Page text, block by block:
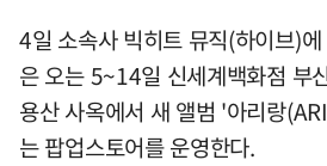
4일 소속사 빅히트 뮤직(하이브)
은 오는 5~14일 신세계백화점 부
용산 사옥에서 새 앨범 '아리랑
는 팝업스토어를 운영한다.